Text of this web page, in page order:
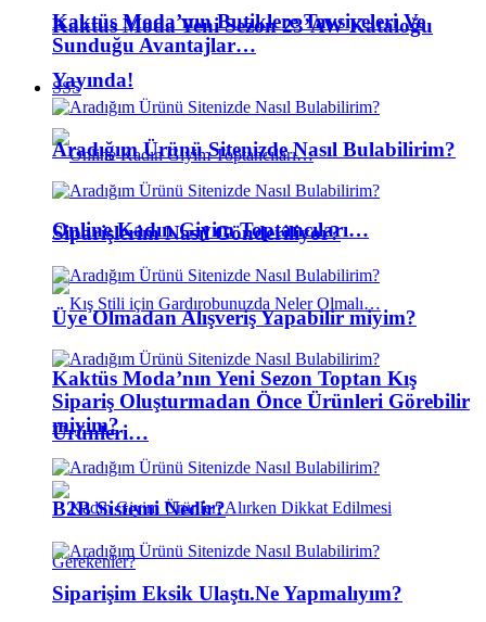
Kaktus Moda Yeni Sezon 23’AW Kataloğu
Yayında!
Online Kadın Giyim Toptancıları…
Kaktüs Moda’nın Yeni Sezon Toptan Kış
Ürünleri…
Kaktüs Moda’nın Butiklere Tavsiyeleri Ve
Sunduğu Avantajlar…
SSS
Aradığım Ürünü Sitenizde Nasıl Bulabilirim?
Siparişlerim Nasıl Gönderiliyor?
Üye Olmadan Alışveriş Yapabilir miyim?
Sipariş Oluşturmadan Önce Ürünleri Görebilir
miyim?
B2B Sistemi Nedir?
Siparişim Eksik Ulaştı.Ne Yapmalıyım?